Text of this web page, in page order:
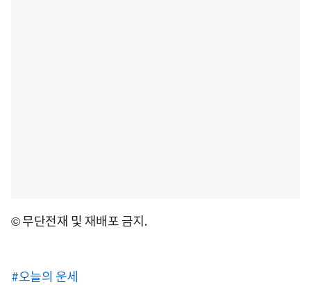
© 무단전재 및 재배포 금지.
#오늘의 운세